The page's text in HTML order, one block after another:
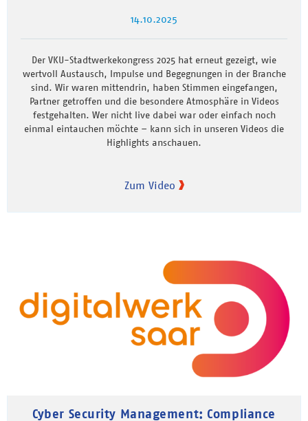
14.10.2025
Der VKU-Stadtwerkekongress 2025 hat erneut gezeigt, wie
wertvoll Austausch, Impulse und Begegnungen in der Branche
sind. Wir waren mittendrin, haben Stimmen eingefangen,
Partner getroffen und die besondere Atmosphäre in Videos
festgehalten. Wer nicht live dabei war oder einfach noch
einmal eintauchen möchte – kann sich in unseren Videos die
Highlights anschauen.
Zum Video
Cyber Security Management: Compliance